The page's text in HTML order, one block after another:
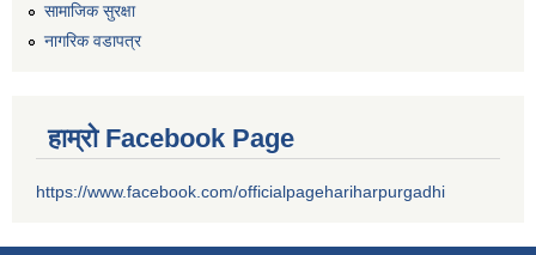
सामाजिक सुरक्षा
नागरिक वडापत्र
हाम्रो Facebook Page
https://www.facebook.com/officialpagehariharpurgadhi